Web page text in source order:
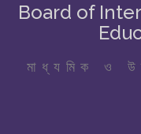
Board of
মাধ্যমিক ও